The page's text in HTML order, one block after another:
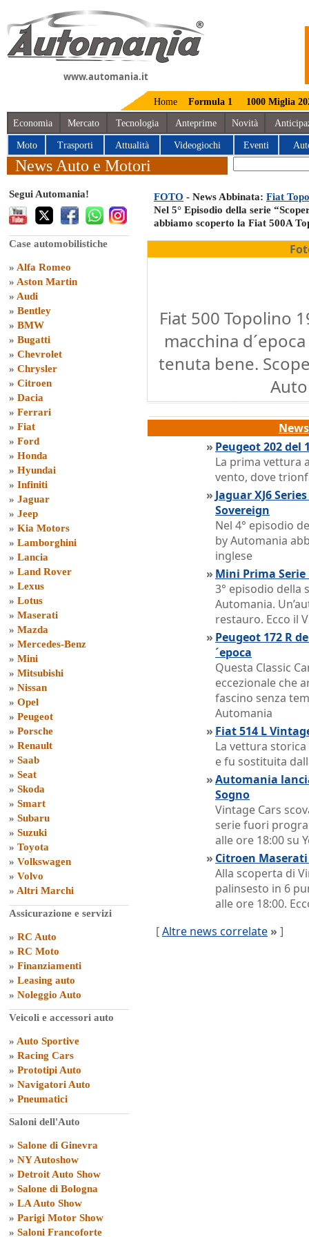
www.automania.it
Home Formula 1 1000 Miglia
Economia Mercato Tecnologia Anteprime Novità
Moto Trasporti Attualità Videogiochi Eventi
News Auto e Motori
Segui Automania!
Case automobilistiche
» Alfa Romeo
» Aston Martin
» Audi
» Bentley
» BMW
» Bugatti
» Chevrolet
» Chrysler
» Citroen
» Dacia
» Ferrari
» Fiat
» Ford
» Honda
» Hyundai
» Infiniti
» Jaguar
» Jeep
» Kia Motors
» Lamborghini
» Lancia
» Land Rover
» Lexus
» Lotus
» Maserati
» Mazda
» Mercedes-Benz
» Mini
» Mitsubishi
» Nissan
» Opel
» Peugeot
» Porsche
» Renault
» Saab
» Seat
» Skoda
» Smart
» Subaru
» Suzuki
» Toyota
» Volkswagen
» Volvo
» Altri Marchi
Assicurazione e servizi
» RC Auto
» RC Moto
» Finanziamenti
» Leasing auto
» Noleggio Auto
Veicoli e accessori auto
» Auto Sportive
» Racing Cars
» Prototipi Auto
» Navigatori Auto
» Pneumatici
Saloni dell'Auto
» Salone di Ginevra
» NY Autoshow
» Detroit Auto Show
» Salone di Bologna
» LA Auto Show
» Parigi Motor Show
» Saloni Francoforte
FOTO - News Abbinata: Fiat
Nel 5° Episodio della serie
abbiamo scoperto la Fiat 500A
Fiat 500 Topolino
macchina
tenuta bene.
» Peugeot 202 del
La prima vettura
vento, dove
» Jaguar XJ6
Sovereign
Nel 4° episodio
by Automania
inglese
» Mini Prima
3° episodio della
Automania.
restauro. Ecco il
» Peugeot 172 R
´epoca
Questa Classic
eccezionale che
fascino senza
Automania
» Fiat 514 L
La vettura
e fu sostituita
»Automania
Sogno
Vintage Cars
serie fuori
alle ore 18:00 su
» Citroen
Alla scoperta di
palinsesto in 6
alle ore 18:00.
[Altre news correlate » ]